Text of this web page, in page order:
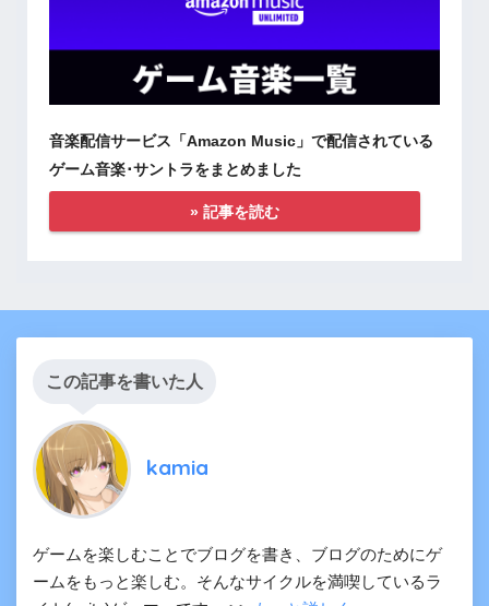
音楽配信サービス「Amazon Music」で配信されている
ゲーム音楽･サントラをまとめました
» 記事を読む
この記事を書いた人
kamia
ゲームを楽しむことでブログを書き、ブログのためにゲ
ームをもっと楽しむ。そんなサイクルを満喫しているラ